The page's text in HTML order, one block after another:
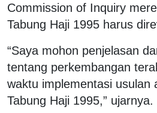
Commission of Inquiry
Tabung Haji 1995 harus
“Saya mohon penjelasan
tentang perkembangan
waktu implementasi usulan
Tabung Haji 1995,” ujarnya.